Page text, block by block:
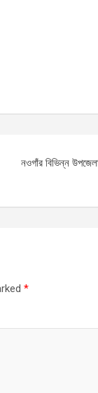
নওগাঁর বিভিন্ন
*